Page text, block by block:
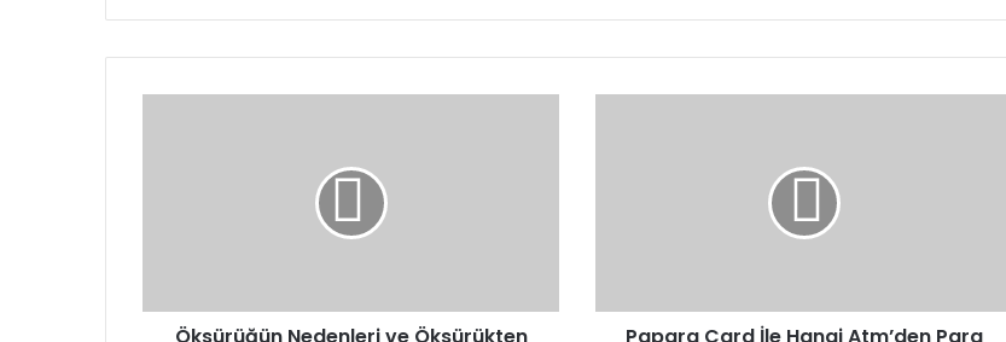
Öksürüğün Nedenleri ve Öksürükten
Papara Card İle Hangi Atm’den Para